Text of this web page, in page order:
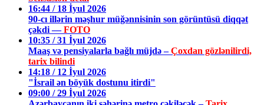
16:44 / 18 İyul 2026
90-cı illərin məşhur müğənnisinin son görüntüsü diqqət
çəkdi —FOTO
10:35 / 31 İyul 2026
Maaş və pensiyalarla bağlı müjdə –Çoxdan gözlənilirdi,
tarix bilindi
14:18 / 12 İyul 2026
"İsrail ən böyük dostunu itirdi"
09:00 / 29 İyul 2026